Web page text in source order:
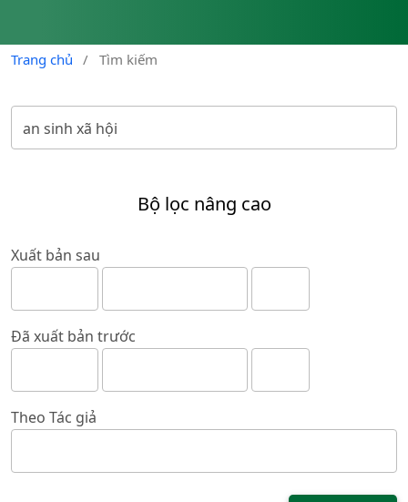
Trang chủ / Tìm kiếm
Bộ lọc nâng cao
Xuất bản sau
Đã xuất bản trước
Theo Tác giả